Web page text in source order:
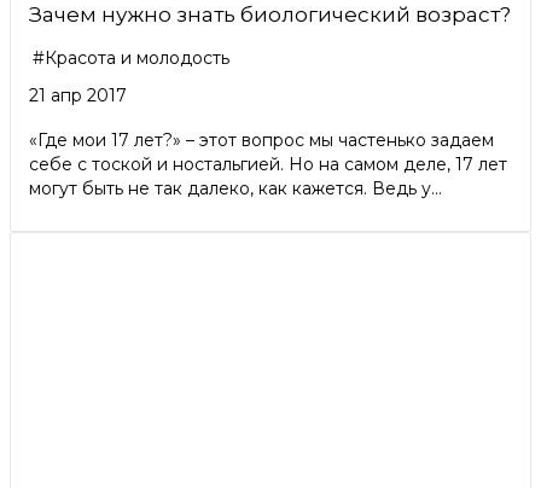
Зачем нужно знать биологический возраст?
#Красота и молодость
21 апр 2017
«Где мои 17 лет?» – этот вопрос мы частенько задаем
себе с тоской и ностальгией. Но на самом деле, 17 лет
могут быть не так далеко, как кажется. Ведь у...